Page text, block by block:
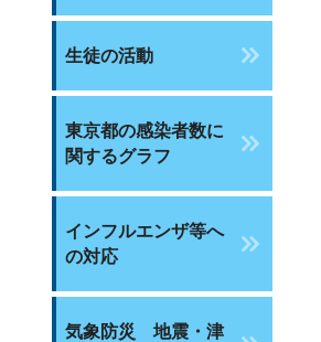
生徒の活動
東京都の感染者数に
関するグラフ
インフルエンザ等へ
の対応
気象防災 地震・津